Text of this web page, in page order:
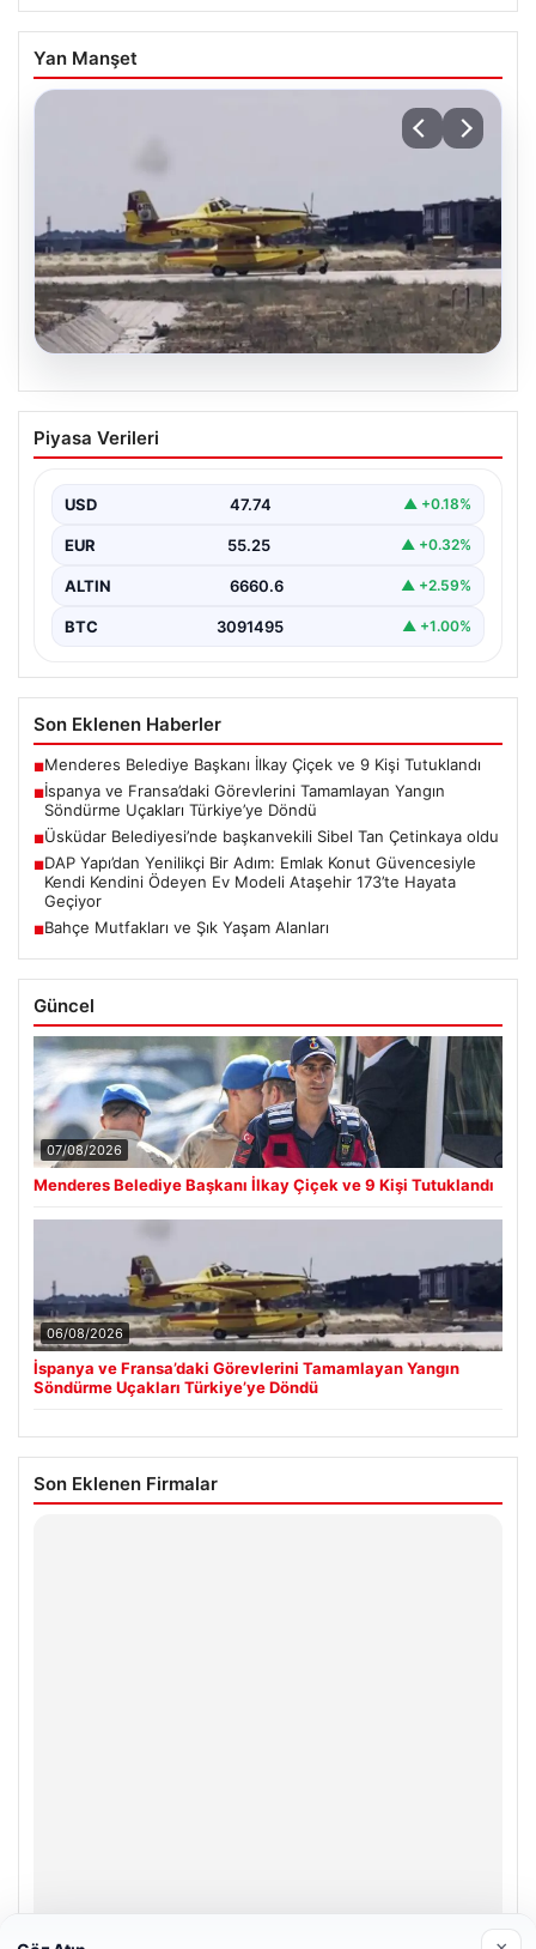
Yan Manşet
İspanya ve Fransa’daki Görevlerini
Tamamlayan Yangın Söndürme Uçakları
Orman Genel Müdürlüğü tarafından yapılan açıklamada,
büyük…
Piyasa Verileri
USD 47.74 ▲ +0.18%
EUR 55.25 ▲ +0.32%
ALTIN 6660.6 ▲ +2.59%
BTC 3091495 ▲ +1.00%
Son Eklenen Haberler
■Menderes Belediye Başkanı İlkay Çiçek ve 9 Kişi Tutuklandı
■İspanya ve Fransa’daki Görevlerini Tamamlayan Yangın
Söndürme Uçakları Türkiye’ye Döndü
■Üsküdar Belediyesi’nde başkanvekili Sibel Tan Çetinkaya oldu
■DAP Yapı’dan Yenilikçi Bir Adım: Emlak Konut Güvencesiyle
Kendi Kendini Ödeyen Ev Modeli Ataşehir 173’te Hayata
Geçiyor
■Bahçe Mutfakları ve Şık Yaşam Alanları
Güncel
07/08/2026
Menderes Belediye Başkanı İlkay Çiçek ve 9 Kişi Tutuklandı
06/08/2026
İspanya ve Fransa’daki Görevlerini Tamamlayan Yangın
Söndürme Uçakları Türkiye’ye Döndü
Son Eklenen Firmalar